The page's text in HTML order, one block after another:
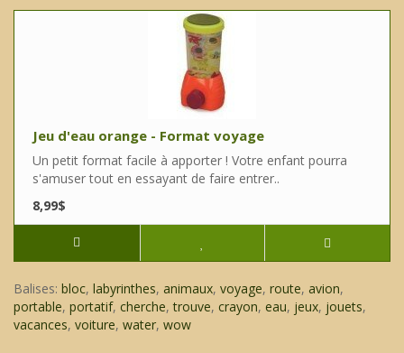
Jeu d'eau orange - Format voyage
Un petit format facile à apporter ! Votre enfant pourra
s'amuser tout en essayant de faire entrer..
8,99$
Balises: bloc, labyrinthes, animaux, voyage, route, avion,
portable, portatif, cherche,trouve, crayon, eau, jeux, jouets,
vacances, voiture, water, wow